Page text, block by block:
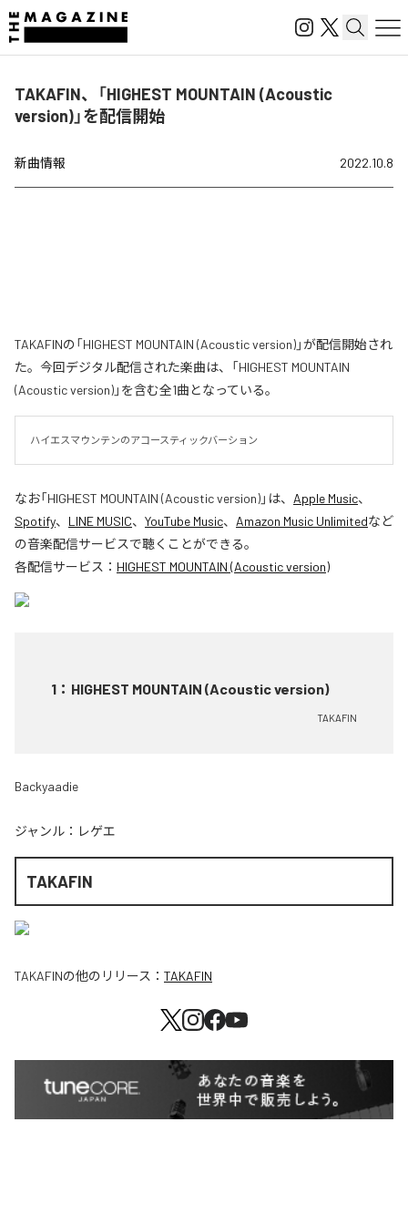
TAKAFIN、「HIGHEST MOUNTAIN (Acoustic
version)」を配信開始
新曲情報 2022.10.8
TAKAFINの「HIGHEST MOUNTAIN (Acoustic version)」が配信開始され
た。今回デジタル配信された楽曲は、「HIGHEST MOUNTAIN
(Acoustic version)」を含む全1曲となっている。
ハイエスマウンテンのアコースティックバーション
なお「HIGHEST MOUNTAIN (Acoustic version)」は、 Apple Music、
Spotify、 LINE MUSIC、 YouTube Music、 Amazon Music Unlimitedなど
の音楽配信サービスで聴くことができる。
各配信サービス： HIGHEST MOUNTAIN (Acoustic version)
1 ： HIGHEST MOUNTAIN (Acoustic version)
TAKAFIN
Backyaadie
ジャンル： レゲエ
TAKAFIN
TAKAFINの他のリリース： TAKAFIN